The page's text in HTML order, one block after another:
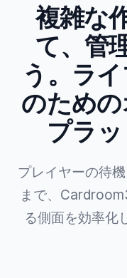
複雑な
て、管
う。ラ
のため
プラッ
プレイヤーの待
まで、
る側面を効率化